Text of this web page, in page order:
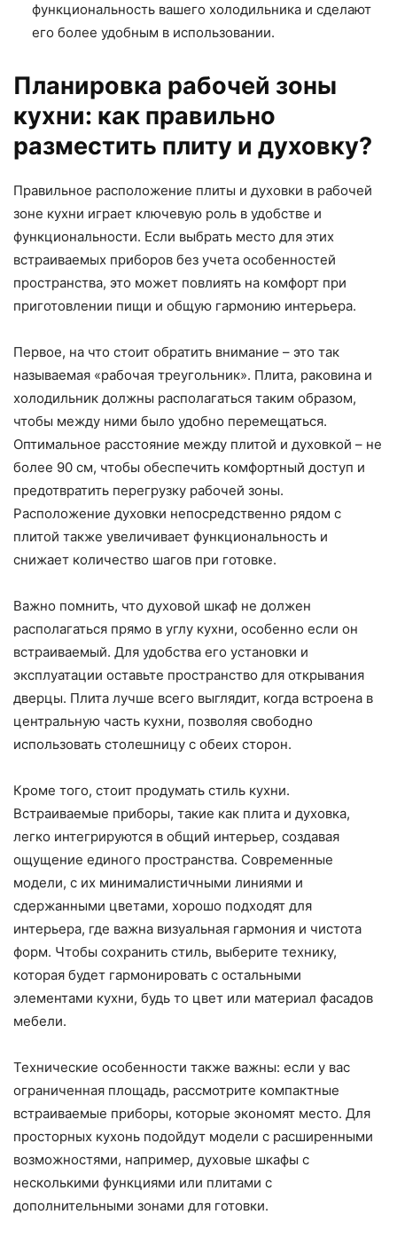
функциональность вашего холодильника и сделают
его более удобным в использовании.
Планировка рабочей зоны
кухни: как правильно
разместить плиту и духовку?
Правильное расположение плиты и духовки в рабочей
зоне кухни играет ключевую роль в удобстве и
функциональности. Если выбрать место для этих
встраиваемых приборов без учета особенностей
пространства, это может повлиять на комфорт при
приготовлении пищи и общую гармонию интерьера.
Первое, на что стоит обратить внимание – это так
называемая «рабочая треугольник». Плита, раковина и
холодильник должны располагаться таким образом,
чтобы между ними было удобно перемещаться.
Оптимальное расстояние между плитой и духовкой – не
более 90 см, чтобы обеспечить комфортный доступ и
предотвратить перегрузку рабочей зоны.
Расположение духовки непосредственно рядом с
плитой также увеличивает функциональность и
снижает количество шагов при готовке.
Важно помнить, что духовой шкаф не должен
располагаться прямо в углу кухни, особенно если он
встраиваемый. Для удобства его установки и
эксплуатации оставьте пространство для открывания
дверцы. Плита лучше всего выглядит, когда встроена в
центральную часть кухни, позволяя свободно
использовать столешницу с обеих сторон.
Кроме того, стоит продумать стиль кухни.
Встраиваемые приборы, такие как плита и духовка,
легко интегрируются в общий интерьер, создавая
ощущение единого пространства. Современные
модели, с их минималистичными линиями и
сдержанными цветами, хорошо подходят для
интерьера, где важна визуальная гармония и чистота
форм. Чтобы сохранить стиль, выберите технику,
которая будет гармонировать с остальными
элементами кухни, будь то цвет или материал фасадов
мебели.
Технические особенности также важны: если у вас
ограниченная площадь, рассмотрите компактные
встраиваемые приборы, которые экономят место. Для
просторных кухонь подойдут модели с расширенными
возможностями, например, духовые шкафы с
несколькими функциями или плитами с
дополнительными зонами для готовки.